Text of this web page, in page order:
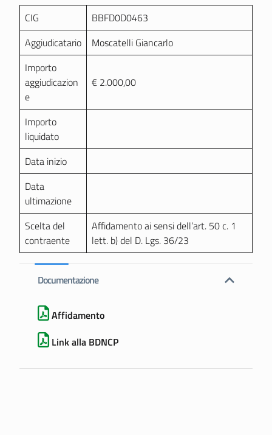
CIG
BBFD0D0463
Aggiudicatario
Moscatelli Giancarlo
Importo
aggiudicazion
e
€ 2.000,00
Importo
liquidato
Data inizio
Data
ultimazione
Scelta del
contraente
Affidamento ai sensi dell’art. 50 c. 1
lett. b) del D. Lgs. 36/23
Documentazione
Affidamento
Link alla BDNCP